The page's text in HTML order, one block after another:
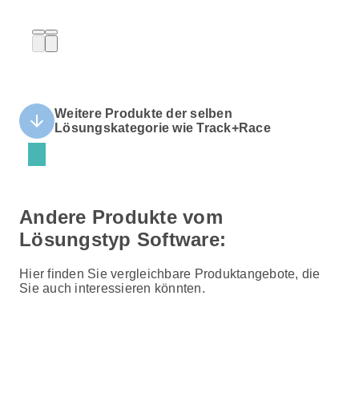
arrow_downward
Weitere Produkte der selben
Lösungskategorie wie Track+Race
Andere Produkte vom
Lösungstyp Software:
Hier finden Sie vergleichbare Produktangebote, die
Sie auch interessieren könnten.